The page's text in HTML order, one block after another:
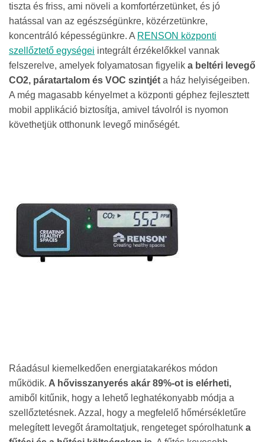
tiszta és friss, ami növeli a komfortérzetünket, és jó
hatással van az egészségünkre, közérzetünkre,
koncentráló képességünkre. A RENSON központi
szellőztető egységei integrált érzékelőkkel vannak
felszerelve, amelyek folyamatosan figyelik a beltéri levegő
CO2, páratartalom és VOC szintjét a ház helyiségeiben.
A még magasabb kényelmet a központi géphez fejlesztett
mobil applikáció biztosítja, amivel távolról is nyomon
követhetjük otthonunk levegő minőségét.
Ráadásul kiemelkedően energiatakarékos módon
működik. A hővisszanyerés akár 89%-ot is elérheti,
amiből kitűnik, hogy a lehető leghatékonyabb módja a
szellőztetésnek. Azzal, hogy a megfelelő hőmérsékletűre
melegített levegőt áramoltatjuk, rengeteget spórolhatunk a